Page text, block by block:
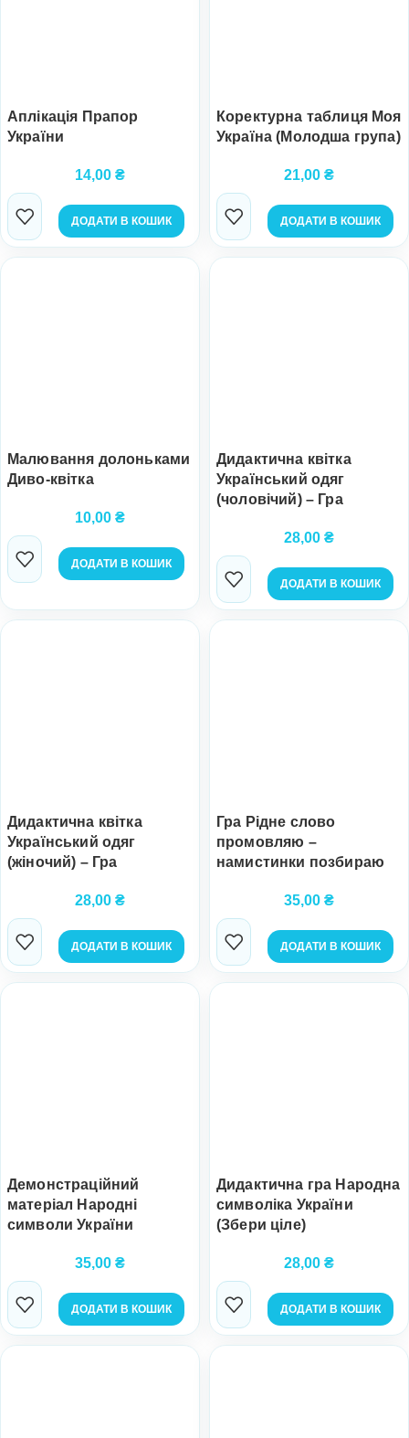
Аплікація Прапор
України
14,00 ₴
ДОДАТИ В КОШИК
Коректурна таблиця Моя
Україна (Молодша група)
21,00 ₴
ДОДАТИ В КОШИК
Малювання долоньками
Диво-квітка
10,00 ₴
ДОДАТИ В КОШИК
Дидактична квітка
Український одяг
(чоловічий) – Гра
28,00 ₴
ДОДАТИ В КОШИК
Дидактична квітка
Український одяг
(жіночий) – Гра
28,00 ₴
ДОДАТИ В КОШИК
Гра Рідне слово
промовляю –
намистинки позбираю
35,00 ₴
ДОДАТИ В КОШИК
Демонстраційний
матеріал Народні
символи України
35,00 ₴
ДОДАТИ В КОШИК
Дидактична гра Народна
символіка України
(Збери ціле)
28,00 ₴
ДОДАТИ В КОШИК